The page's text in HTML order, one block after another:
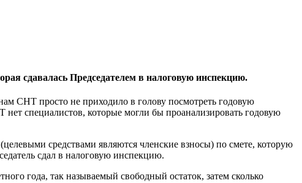
сдавалась Председателем в налоговую инспекцию.
СНТ просто не приходило в голову посмотреть годовую
специалистов, которые могли бы проанализировать годовую
средствами являются членские взносы) по смете, которую
сдал в налоговую инспекцию.
года, так называемый свободный остаток, затем сколько